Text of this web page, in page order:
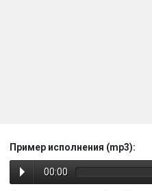
Пример исполнения (mp3):
00:00